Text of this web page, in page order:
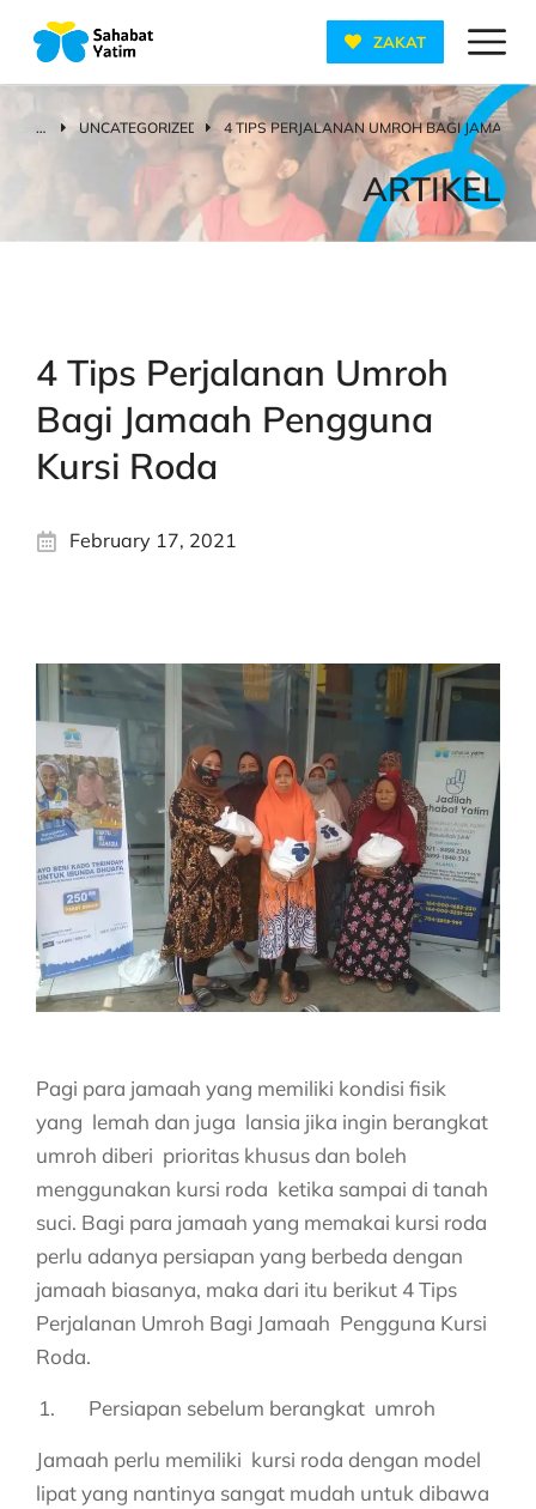
ZAKAT
You are here:
UNCATEGORIZED 4 TIPS PERJALANAN UMROH BAGI JAMAAH
ARTIKEL
4 Tips Perjalanan Umroh
Bagi Jamaah Pengguna
Kursi Roda
February 17, 2021
Pagi para jamaah yang memiliki kondisi fisik
yang lemah dan juga lansia jika ingin berangkat
umroh diberi prioritas khusus dan boleh
menggunakan kursi roda ketika sampai di tanah
suci. Bagi para jamaah yang memakai kursi roda
perlu adanya persiapan yang berbeda dengan
jamaah biasanya, maka dari itu berikut 4 Tips
Perjalanan Umroh Bagi Jamaah Pengguna Kursi
Roda.
Persiapan sebelum berangkat umroh
Jamaah perlu memiliki kursi roda dengan model
lipat yang nantinya sangat mudah untuk dibawa